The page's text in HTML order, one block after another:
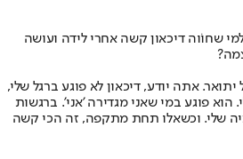
שחוֹוה דיכאון קשה אחרי לידה ועושה
אתה יודע, דיכאון לא פוגע ברגל שלי,
הוא פוגע במי שאני מגדירה 'אני'. ברגשות
שלי. וכשאלו תחת מתקפה, זה הכי קשה